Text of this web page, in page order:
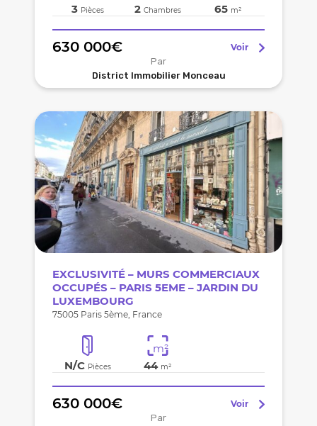
3 Pièces 2 Chambres 65 m²
630 000€
Voir
Par
District Immobilier Monceau
EXCLUSIVITÉ – MURS COMMERCIAUX
OCCUPÉS – PARIS 5EME – JARDIN DU
LUXEMBOURG
75005 Paris 5ème, France
N/C Pièces
m²
44 m²
630 000€
Voir
Par